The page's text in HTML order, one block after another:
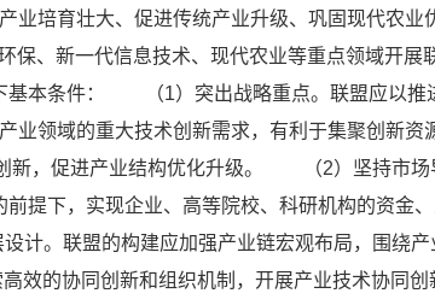
业培育壮大、促进传统产业升级、巩固现代农
保、新一代信息技术、现代农业等重点领域开展
本条件：
（1）突出战略重点。联盟应以
业领域的重大技术创新需求，有利于集聚创新
，促进产业结构优化升级。
（2）坚持市
前提下，实现企业、高等院校、科研机构的资金
设计。联盟的构建应加强产业链宏观布局，围绕
效的协同创新和组织机制，开展产业技术协同